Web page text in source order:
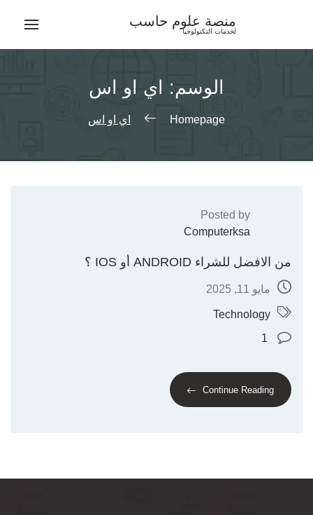
منصة علوم حاسب
لخدمات التكنولوجيا
الوسم: اي او اس
Homepage اي او اس
Posted by
Computerksa
من الافضل للشراء ANDROID أو IOS ؟
مايو 11, 2025
Technology
Continue Reading